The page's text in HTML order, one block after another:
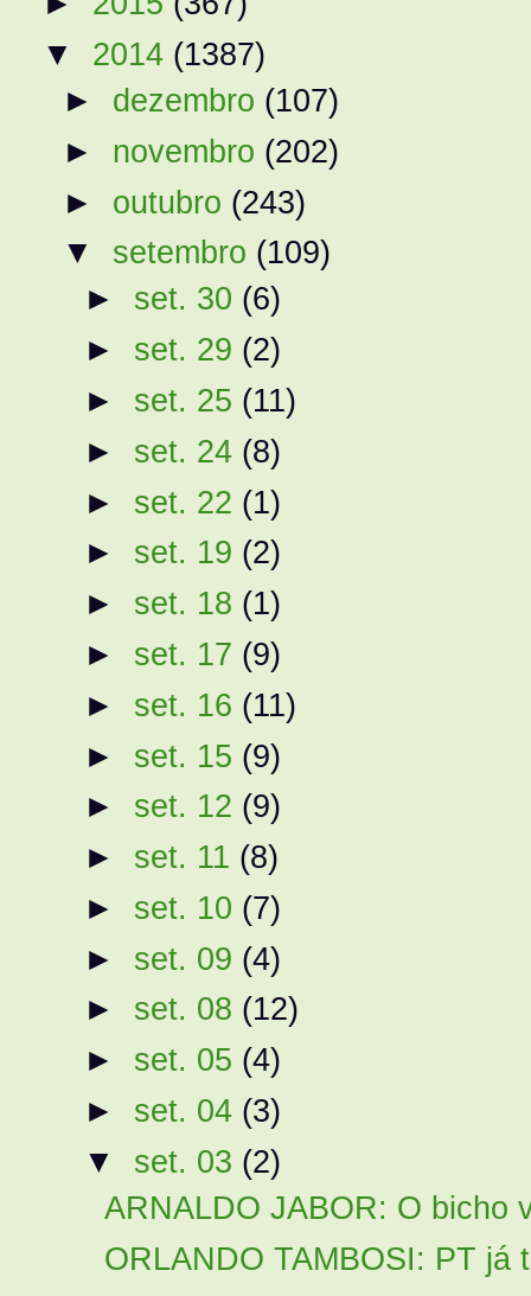
▼ 2014 (1387)
► dezembro (107)
► novembro (202)
► outubro (243)
▼ setembro (109)
► set. 30 (6)
► set. 29 (2)
► set. 25 (11)
► set. 24 (8)
► set. 22 (1)
► set. 19 (2)
► set. 18 (1)
► set. 17 (9)
► set. 16 (11)
► set. 15 (9)
► set. 12 (9)
► set. 11 (8)
► set. 10 (7)
► set. 09 (4)
► set. 08 (12)
► set. 05 (4)
► set. 04 (3)
▼ set. 03 (2)
ARNALDO JABOR: O bicho
ORLANDO TAMBOSI: PT já